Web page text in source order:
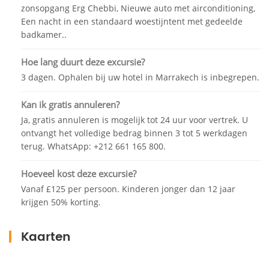
een lokale gids wilt inhuren, zijn deze ter plaatse
beschikbaar.
gaat u verder naar de Dades-vallei langs Ouarzazate,
Skoura Oasis, Klaa Mgouna, de hoofdstad van de
distillatiefabrieken voor rozenwater.
Bij aankomst in Boumalne Dades, volg je de Dades-
rivier over een kleine weg langs verschillende
Dades Canyons. U komt laat in de middag aan bij uw
hotel.
Dag 2: Dades Vallei – Tinghir – Merzouga – Sahara
zonsopgang Erg Chebbi, Nieuwe auto met airconditioning,
Een nacht in een standaard woestijntent met gedeelde
badkamer..
Hoe lang duurt deze excursie?
3 dagen. Ophalen bij uw hotel in Marrakech is inbegrepen.
Kan ik gratis annuleren?
Ja, gratis annuleren is mogelijk tot 24 uur voor vertrek. U
ontvangt het volledige bedrag binnen 3 tot 5 werkdagen
terug. WhatsApp: +212 661 165 800.
Hoeveel kost deze excursie?
Vanaf £125 per persoon. Kinderen jonger dan 12 jaar
krijgen 50% korting.
Kaarten